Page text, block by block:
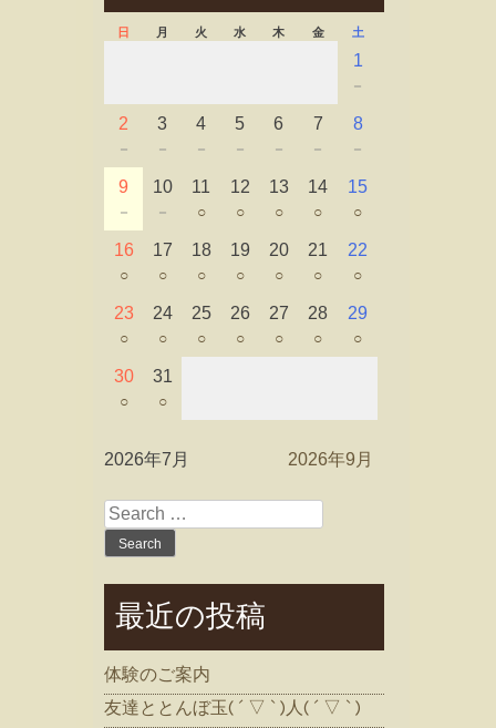
日 月 火 水 木 金 土
1
－
2
－
3
－
4
－
5
－
6
－
7
－
8
－
9
－
10
－
11
○
12
○
13
○
14
○
15
○
16
○
17
○
18
○
19
○
20
○
21
○
22
○
23
○
24
○
25
○
26
○
27
○
28
○
29
○
30
○
31
○
2026年7月 2026年9月
Search
for:
最近の投稿
体験のご案内
友達ととんぼ玉( ´ ▽ ` )人( ´ ▽ ` )